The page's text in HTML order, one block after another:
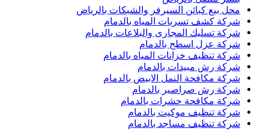
محل بيع كبائن السيرفر والشبكات بالرياض
شركة كشف تسربات المياه بالدمام
شركة تسليك المجارى والبلاعات بالدمام
شركة عزل اسطح بالدمام
شركة تنظيف خزانات المياه بالدمام
شركة رش مبيدات بالدمام
شركة مكافحة النمل الابيض بالدمام
شركة رش صراصير بالدمام
شركة مكافحة حشرات بالدمام
شركة تنظيف موكيت بالدمام
شركة تنظيف مساجد بالدمام